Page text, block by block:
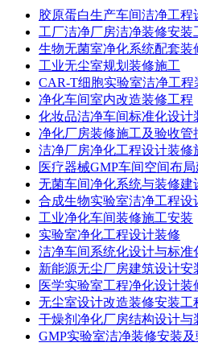
胶原蛋白生产车间洁净工程
工厂洁净厂房洁净装修安装
生物无菌室净化系统配套装
工业无尘室规划装修施工
CAR-T细胞实验室洁净工程
净化车间室内改造装修工程
化妆品洁净车间标准化设计
净化厂房装修施工及验收管
洁净厂房净化工程设计装修
医疗器械GMP车间空间布
无菌车间净化系统与装修建
合成生物实验室洁净工程设
工业净化车间装修施工安装
实验室净化工程设计装修
洁净车间系统化设计与标准
新能源无尘厂房建筑设计安
医学实验室工程净化设计装
无尘室设计改造装修安装工
干燥剂净化厂房结构设计与
GMP实验室洁净装修安装